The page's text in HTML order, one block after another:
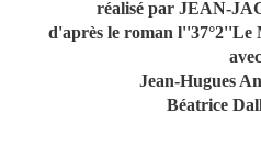
réalisé par JEAN-
d'après le roman
avec
Jean-Hugues
Béatrice